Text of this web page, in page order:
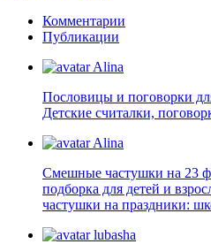
Комментарии
Публикации
Alina
Пословицы и поговорки
Детские считалки,
Alina
Смешные частушки на 23
подборка для детей и
частушки на праздники:
lubasha